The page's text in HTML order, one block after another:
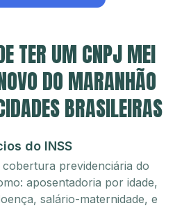
TER UM CNPJ MEI
DO MARANHÃO
BRASILEIRAS
do INSS
cobertura previdenciária do
aposentadoria por idade,
salário-maternidade, e